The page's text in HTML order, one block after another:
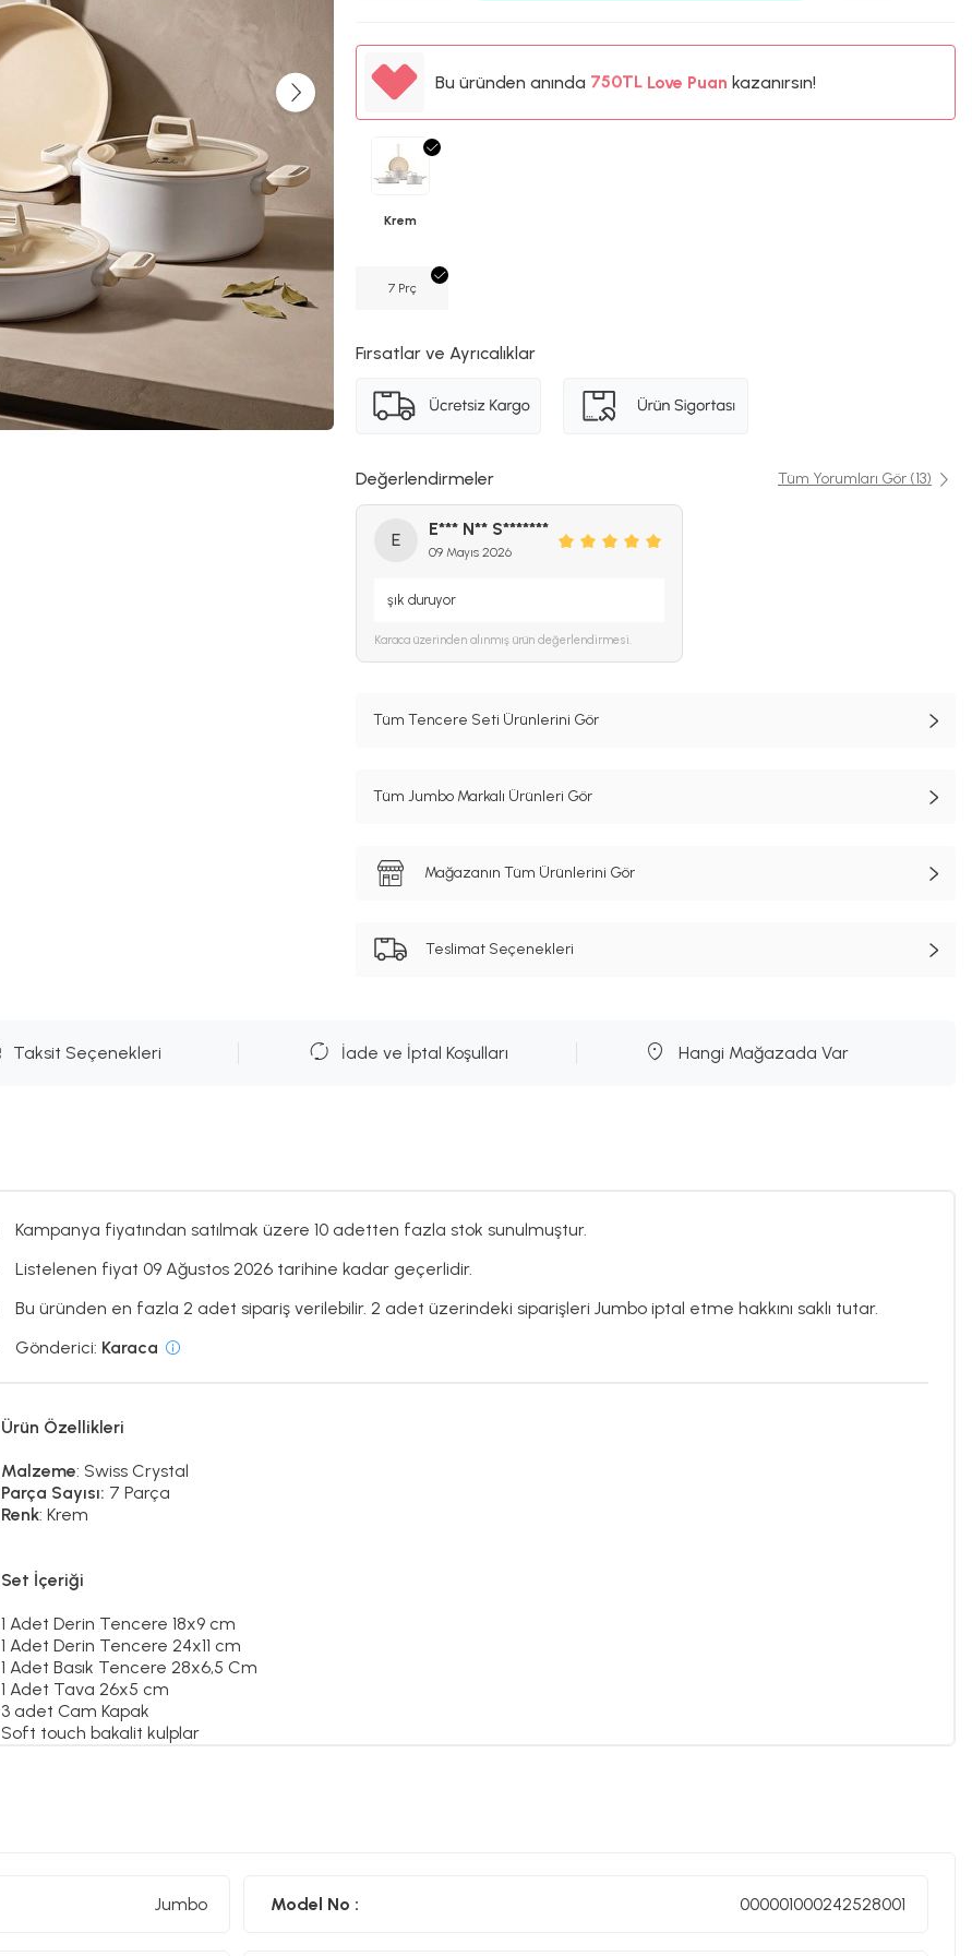
Bu üründen anında 750TL Love Puan kazanırsın!
Krem
7 Prç
Fırsatlar ve Ayrıcalıklar
Değerlendirmeler Tüm Yorumları Gör (13)
E
E*** N** S*******
09 Mayıs 2026
şık duruyor
Karaca üzerinden alınmış ürün değerlendirmesi.
Tüm Tencere Seti Ürünlerini Gör
Tüm Jumbo Markalı Ürünleri Gör
Mağazanın Tüm Ürünlerini Gör
Teslimat Seçenekleri
Taksit Seçenekleri İade ve İptal Koşulları Hangi Mağazada Var
Kampanya fiyatından satılmak üzere 10 adetten fazla stok sunulmuştur.
Listelenen fiyat 09 Ağustos 2026 tarihine kadar geçerlidir.
Bu üründen en fazla 2 adet sipariş verilebilir. 2 adet üzerindeki siparişleri Jumbo iptal etme hakkını saklı tutar.
Gönderici: Karaca
Ürün Özellikleri
Malzeme: Swiss Crystal
Parça Sayısı: 7 Parça
Renk: Krem
Set İçeriği
1 Adet Derin Tencere 18x9 cm
1 Adet Derin Tencere 24x11 cm
1 Adet Basık Tencere 28x6,5 Cm
1 Adet Tava 26x5 cm
3 adet Cam Kapak
Soft touch bakalit kulplar
Jumbo Model No : 000001000242528001